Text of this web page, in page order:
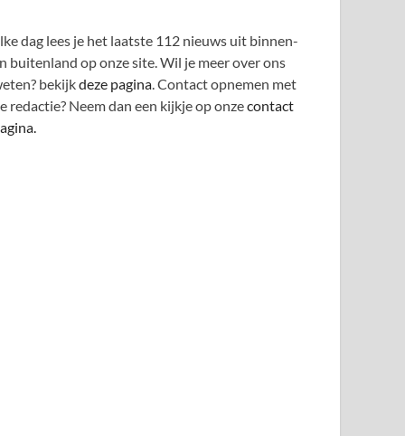
dag lees je het laatste 112 nieuws uit binnen-
buitenland op onze site. Wil je meer over ons
bekijkdeze pagina. Contact opnemen met
redactie? Neem dan een kijkje op onzecontact